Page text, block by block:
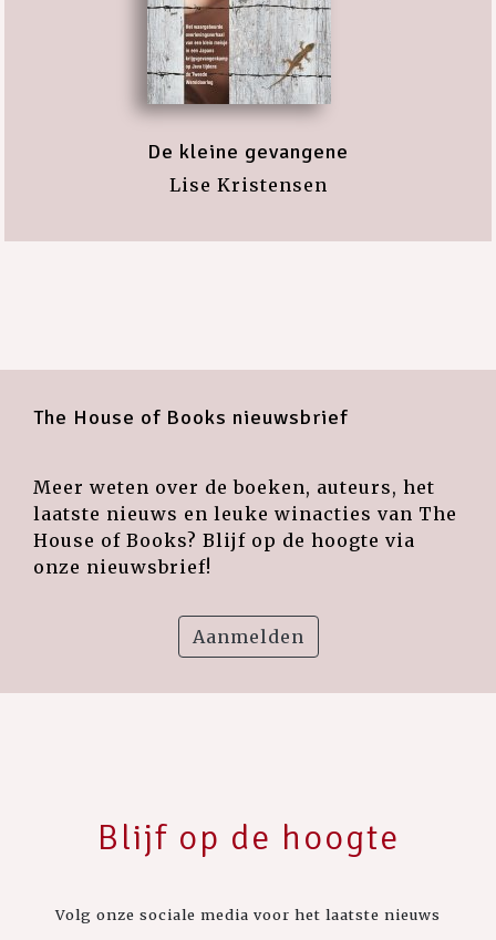
De kleine gevangene
Lise Kristensen
The House of Books nieuwsbrief
Meer weten over de boeken, auteurs, het
laatste nieuws en leuke winacties van The
House of Books? Blijf op de hoogte via
onze nieuwsbrief!
Aanmelden
Blijf op de hoogte
Volg onze sociale media voor het laatste nieuws